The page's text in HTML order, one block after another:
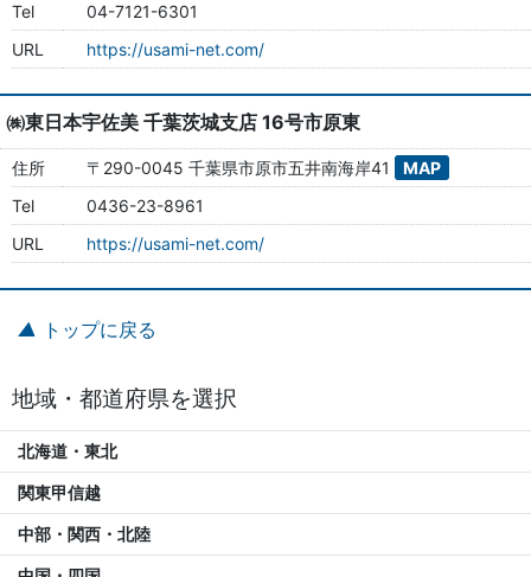
Tel
04-7121-6301
URL
https://usami-net.com/
㈱東日本宇佐美 千葉茨城支店 16号市原東
住所 〒290-0045 千葉県市原市五井南海岸41
MAP
Tel
0436-23-8961
URL
https://usami-net.com/
トップに戻る
地域・都道府県を選択
北海道・東北
関東甲信越
中部・関西・北陸